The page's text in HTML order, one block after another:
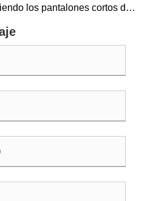
los pantalones cortos de